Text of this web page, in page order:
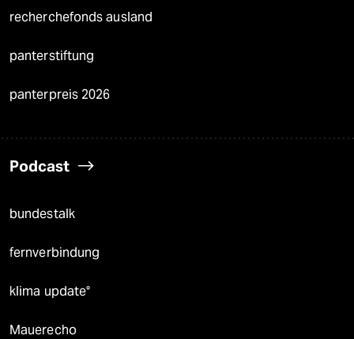
recherchefonds ausland
panterstiftung
panterpreis 2026
Podcast
bundestalk
fernverbindung
klima update°
Mauerecho